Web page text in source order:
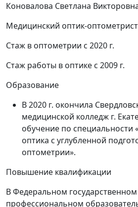
Коновалова Светлана
Медицинский оптик-оптометрист
Стаж в оптометрии с 2020 г.
Стаж работы в оптике с 2009 г.
Образование
В 2020 г. окончила
медицинской колледж г.
обучение по специальности
оптика с углубленной
оптометрии».
Повышение квалификации
В Федеральном
профессиональном